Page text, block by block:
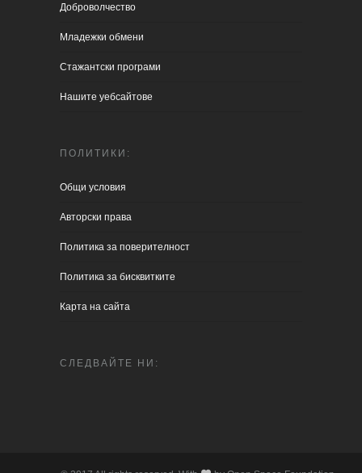
Доброволчество
Младежки обмени
Стажантски програми
Нашите уебсайтове
ПОЛИТИКИ:
Общи условия
Aвторски права
Политика за поверителност
Политика за бисквитките
Карта на сайта
СЛЕДВАЙТЕ НИ: